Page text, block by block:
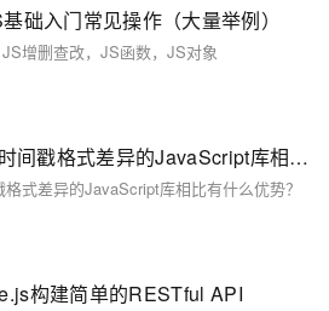
础入门常见操作（大量举例）
增删查改，JS函数，JS对象
Moment.js与其他处理时间戳格式差异的JavaScript库相比有什么优势？
式差异的JavaScript库相比有什么优势？
构建简单的RESTful API